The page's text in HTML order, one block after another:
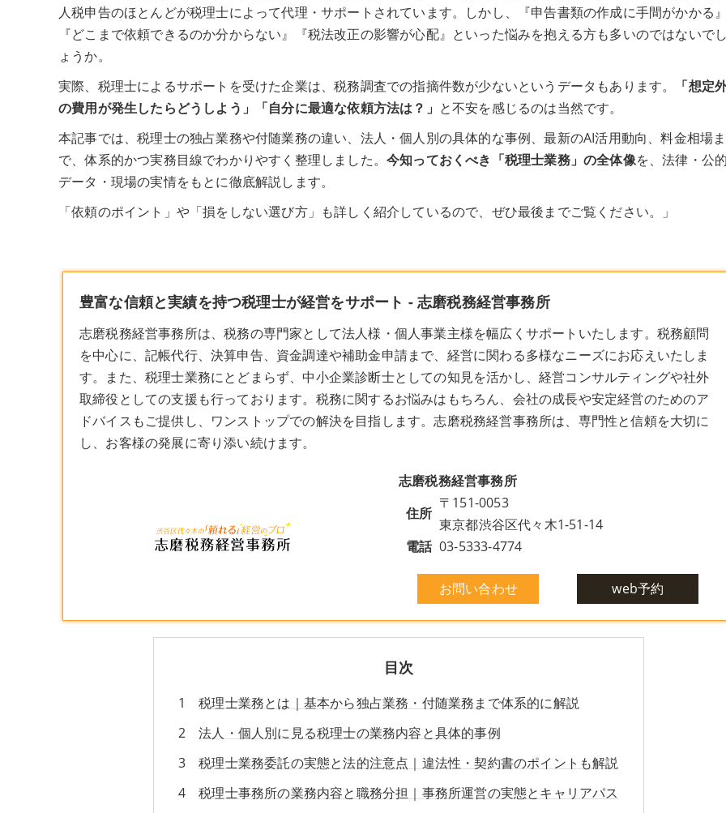
人税申告のほとんどが税理士によって代理・サポートされています。しかし、『申告書類の作成に手間がかかる
『どこまで依頼できるのか分からない』『税法改正の影響が心配』といった悩みを抱える方も多いのではないで
ょうか。
実際、税理士によるサポートを受けた企業は、税務調査での指摘件数が少ないというデータもあります。
「想定
の費用が発生したらどうしよう」「自分に最適な依頼方法は？」 と不安を感じるのは当然です。
本記事では、税理士の独占業務や付随業務の違い、法人・個人別の具体的な事例、最新のAI活用動向、料金相場ま
で、体系的かつ実務目線でわかりやすく整理しました。 今知っておくべき「税理士業務」の全体像を、法律・公
データ・現場の実情をもとに徹底解説します。
「依頼のポイント」や「損をしない選び方」も詳しく紹介しているので、ぜひ最後までご覧ください。」
豊富な信頼と実績を持つ税理士が経営をサポート - 志磨税務経営事務所
志磨税務経営事務所は、税務の専門家として法人様・個人事業主様を幅広くサポートいたします。税務顧問
を中心に、記帳代行、決算申告、資金調達や補助金申請まで、経営に関わる多様なニーズにお応えいたしま
す。また、 税理士業務にとどまらず、中小企業診断士としての知見を活かし、経営コンサルティングや社外
取締役としての支援も行っております。税務に関するお悩みはもちろん、会社の成長や安定経営のためのア
ドバイスもご提供し、ワンストップでの解決を目指します。志磨税務経営事務所は、専門性と信頼を大切に
し、お客様の発展に寄り添い続けます。
志磨税務経営事務所
住所
〒151-0053
東京都渋谷区代々木1-51-14
電話 03-5333-4774
お問い合わせ web予約
目次
税理士業務とは｜基本から独占業務・付随業務まで体系的に解説
法人・個人別に見る税理士の業務内容と具体的事例
税理士業務委託の実態と法的注意点｜違法性・契約書のポイントも解説
税理士事務所の業務内容と職務分担｜事務所運営の実態とキャリアパス